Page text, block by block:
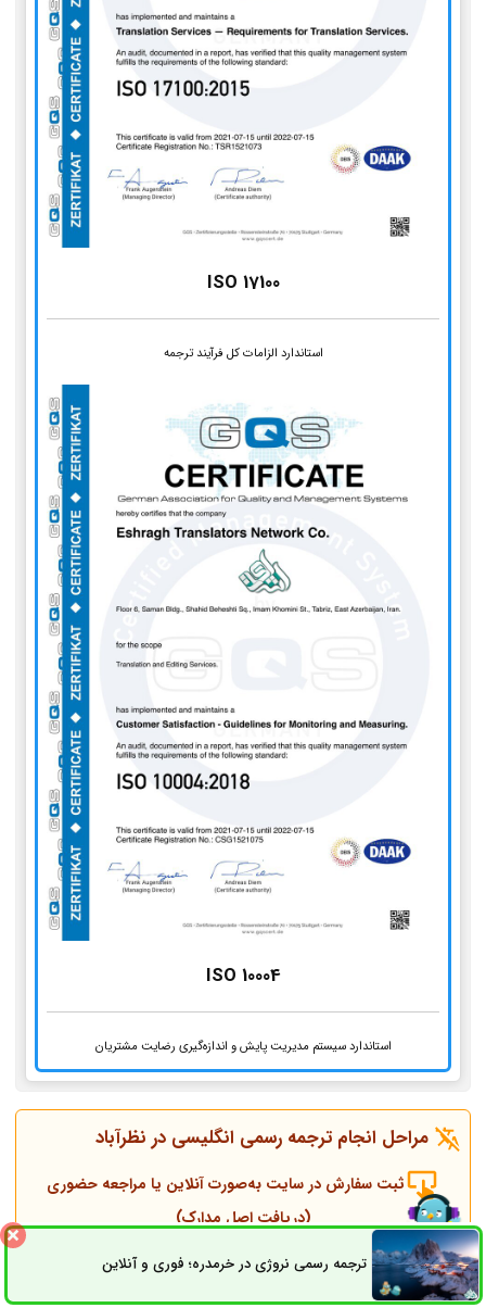
ISO 17100
استاندارد الزامات کل فرآیند ترجمه
ISO 10004
استاندارد سیستم مدیریت پایش و اندازه‌گیری رضایت مشتریان
مراحل انجام ترجمه رسمی انگلیسی درنظرآباد
ثبت سفارش در سایت به‌صورت آنلاین یا مراجعه حضوری
(دریافت اصل مدارک)
ترجمه رسمی نروژی در خرمدره؛ فوری و آنلاینثبت سفارش راه های ارتباطی